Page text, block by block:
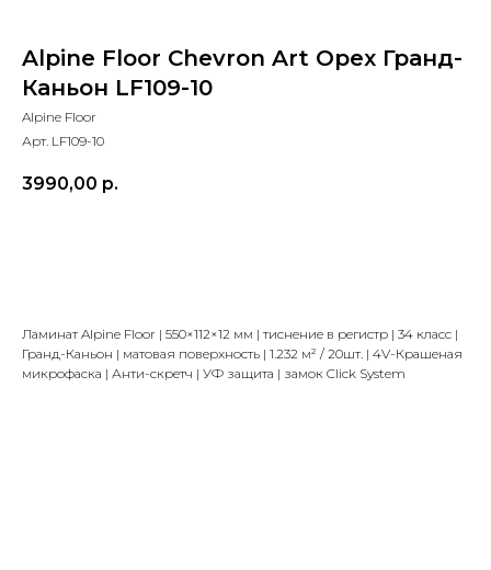
Alpine Floor Chevron Art Орех Гранд-
Каньон LF109-10
Alpine Floor
Арт. LF109-10
3990,00 р.
Ламинат Alpine Floor | 550×112×12 мм | тиснение в регистр | 34 класс |
Гранд-Каньон | матовая поверхность | 1.232 м² / 20шт. | 4V-Крашеная
микрофаска | Анти-скретч | УФ защита | замок Click System